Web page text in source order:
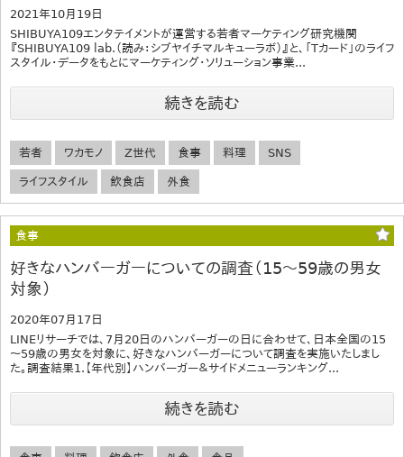
2021年10月19日
SHIBUYA109エンタテイメントが運営する若者マーケティング研究機関
『SHIBUYA109 lab.（読み：シブヤイチマルキューラボ）』と、「Tカード」のライフ
スタイル・データをもとにマーケティング・ソリューション事業...
続きを読む
若者 ワカモノ Z世代 食事 料理 SNS
ライフスタイル 飲食店 外食
食事
好きなハンバーガーについての調査（15～59歳の男女
対象）
2020年07月17日
LINEリサーチでは、7月20日のハンバーガーの日に合わせて、日本全国の15
～59歳の男女を対象に、好きなハンバーガーについて調査を実施いたしまし
た。調査結果1.【年代別】ハンバーガー＆サイドメニューランキング...
続きを読む